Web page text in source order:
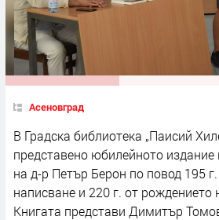
Асеновград
В Градска библиотека „Паисий
представено юбилейното
на д-р Петър Берон по повод 195
написване и 220 г. от рождението
Книгата представи Димитър